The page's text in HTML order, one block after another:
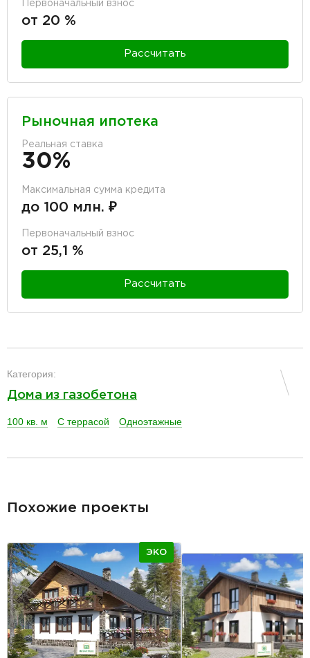
Первоначальный взнос
от 20 %
Рассчитать
Рыночная ипотека
Реальная ставка
30%
Максимальная сумма кредита
до 100 млн. ₽
Первоначальный взнос
от 25,1 %
Рассчитать
Категория:
Дома из газобетона
100 кв. м С террасой Одноэтажные
Похожие проекты
ЭКО